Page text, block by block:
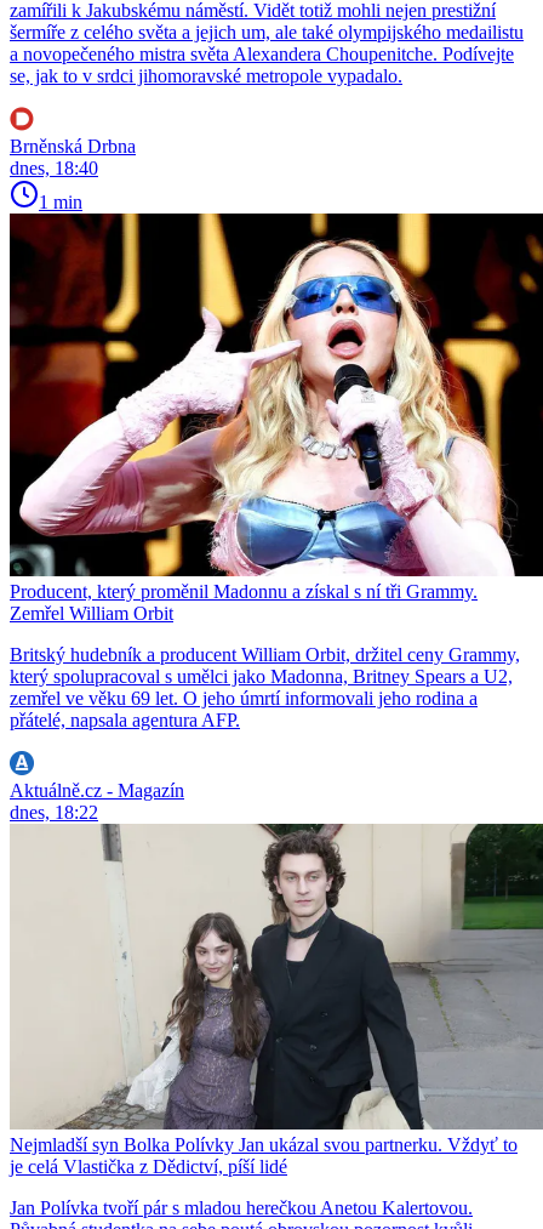
zamířili k Jakubskému náměstí. Vidět totiž mohli nejen prestižní
šermíře z celého světa a jejich um, ale také olympijského medailistu
a novopečeného mistra světa Alexandera Choupenitche. Podívejte
se, jak to v srdci jihomoravské metropole vypadalo.
Brněnská Drbna
dnes, 18:40
1 min
Producent, který proměnil Madonnu a získal s ní tři Grammy.
Zemřel William Orbit
Britský hudebník a producent William Orbit, držitel ceny Grammy,
který spolupracoval s umělci jako Madonna, Britney Spears a U2,
zemřel ve věku 69 let. O jeho úmrtí informovali jeho rodina a
přátelé, napsala agentura AFP.
Aktuálně.cz - Magazín
dnes, 18:22
Nejmladší syn Bolka Polívky Jan ukázal svou partnerku. Vždyť to
je celá Vlastička z Dědictví, píší lidé
Jan Polívka tvoří pár s mladou herečkou Anetou Kalertovou.